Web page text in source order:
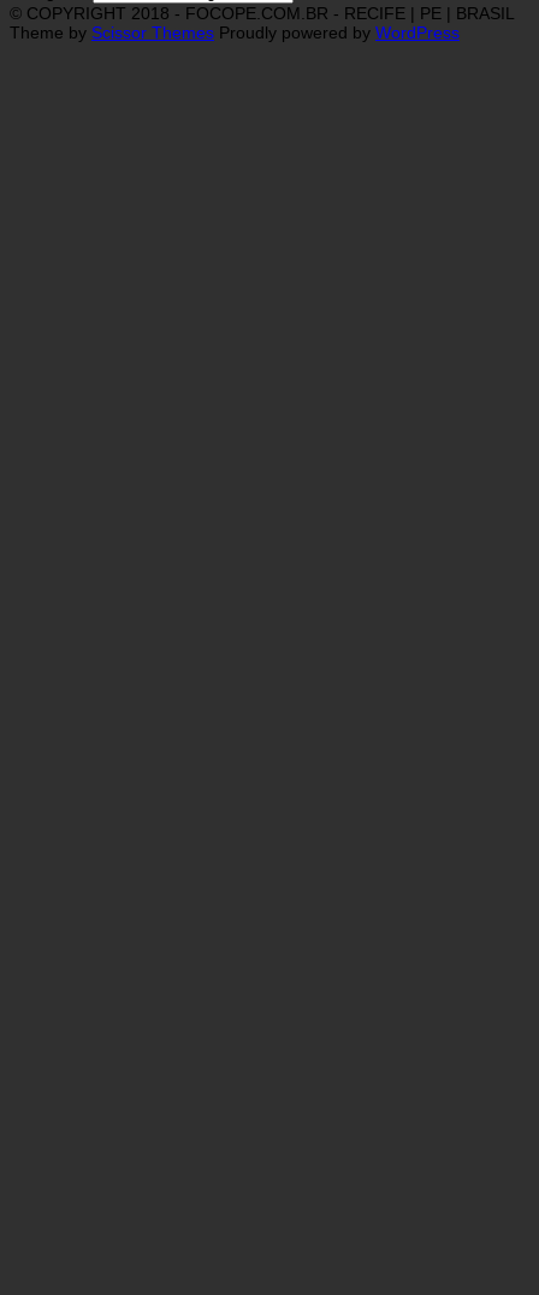
© COPYRIGHT 2018 - FOCOPE.COM.BR - RECIFE | PE | BRASIL
Theme by Scissor Themes Proudly powered by WordPress